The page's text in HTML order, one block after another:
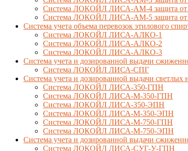
Система ЛОКОЙЛ ЛИСА-AM-4 защита от
Система ЛОКОЙЛ ЛИСА-AM-5 защита от
Система учета объема перевозок этилового
Система ЛОКОЙЛ ЛИСА-AЛКО-1
Система ЛОКОЙЛ ЛИСА-АЛКО-2
Система ЛОКОЙЛ ЛИСА-АЛКО-3
Система учета и дозированной выдачи
Система ЛОКОЙЛ ЛИСА-СПГ
Система учета и дозированной выдачи светлых
Система ЛОКОЙЛ ЛИСА-350-ГПН
Система ЛОКОЙЛ ЛИСА-М-350-ГПН
Система ЛОКОЙЛ ЛИСА-350-ЭПН
Система ЛОКОЙЛ ЛИСА-М-350-ЭПН
Система ЛОКОЙЛ ЛИСА-М-750-ГПН
Система ЛОКОЙЛ ЛИСА-М-750-ЭПН
Система учета и дозированной выдачи
Система ЛОКОЙЛ ЛИСА-СУГ-У-ГПН